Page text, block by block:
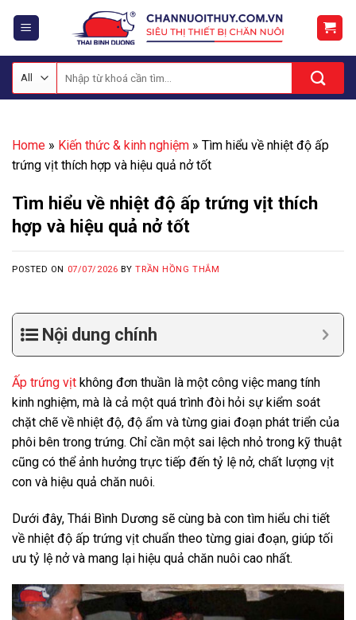
kiếm:
Home » Kiến thức & kinh nghiệm » Tìm hiểu về nhiệt độ ấp
trứng vịt thích hợp và hiệu quả nở tốt
Tìm hiểu về nhiệt độ ấp trứng vịt thích
hợp và hiệu quả nở tốt
POSTED ON 07/07/2026 BYTRẦN HỒNG THẮM
Nội dung chính
Ấp trứng vịt không đơn thuần là một công việc mang tính
kinh nghiệm, mà là cả một quá trình đòi hỏi sự kiểm soát
chặt chẽ về nhiệt độ, độ ẩm và từng giai đoạn phát triển của
phôi bên trong trứng. Chỉ cần một sai lệch nhỏ trong kỹ thuật
cũng có thể ảnh hưởng trực tiếp đến tỷ lệ nở, chất lượng vịt
con và hiệu quả chăn nuôi.
Dưới đây, Thái Bình Dương sẽ cùng bà con tìm hiểu chi tiết
về nhiệt độ ấp trứng vịt chuẩn theo từng giai đoạn, giúp tối
ưu tỷ lệ nở và mang lại hiệu quả chăn nuôi cao nhất.